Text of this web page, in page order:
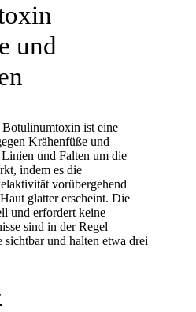
und
ist eine
Krähenfüße und
und Falten um die
indem es die
vorübergehend
glatter erscheint. Die
und erfordert keine
sind in der Regel
und halten etwa drei